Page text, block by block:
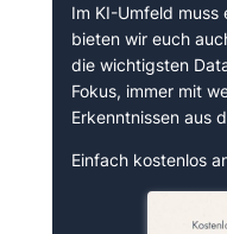
Im KI-Umfeld muss
bieten wir euch
die wichtigsten
Fokus, immer mit
Erkenntnissen aus
Einfach kostenlos